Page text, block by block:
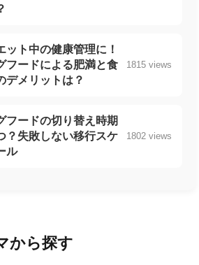
ット中の健康管理に！
フードによる肥満と食
デメリットは？
1815 views
フードの切り替え時期
？失敗しない移行スケ
ル
1802 views
から探す
犬の品種